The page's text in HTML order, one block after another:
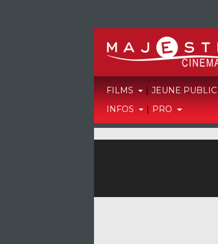
FILMS | JEUNE PUBLIC
INFOS
| PRO